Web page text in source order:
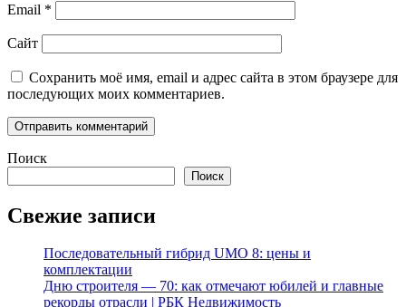
Email *
Сайт
Сохранить моё имя, email и адрес сайта в этом браузере для
последующих моих комментариев.
Поиск
Поиск
Свежие записи
Последовательный гибрид UMO 8: цены и
комплектации
Дню строителя — 70: как отмечают юбилей и главные
рекорды отрасли | РБК Недвижимость